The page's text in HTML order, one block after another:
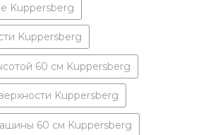
Kuppersberg
Kuppersberg
60 см Kuppersberg
Kuppersberg
60 см Kuppersberg